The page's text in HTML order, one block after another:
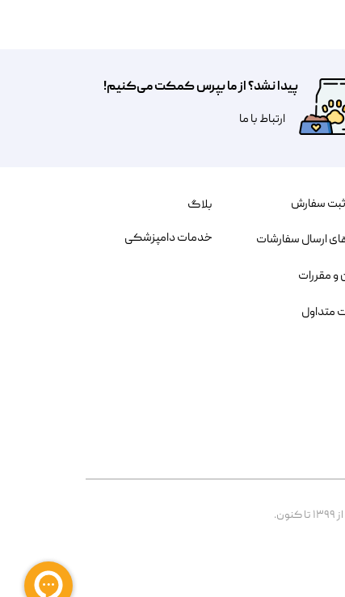
پیدا نشد؟ از ما بپرس کمکت می‌کنیم!
​​​ارتباط با ما
سفارش
ارسال سفارشات
و مقررات
متداول
بلاگ
خدمات دامپزشکی